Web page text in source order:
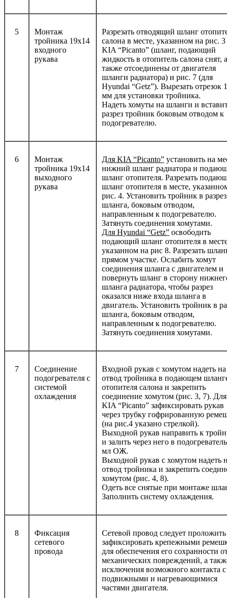
5
Монтаж
тройника 19х14
входного
рукава
Разрезать отводящий шланг
салона в месте, указанном на рис. 3
KIA “Picanto” (шланг, подающий
жидкость в отопитель салона снят, а
также отсоединены от двигателя
шланги радиатора) и рис. 7 (для
Hyundai “Getz”). Вырезать отрезок
мм для установки тройника.
Надеть хомуты на шланги и
разрез тройник боковым отводом к
подогревателю.
6
Монтаж
тройника 19х14
выходного
рукава
Для KIA “Picanto” установить на
нижний шланг радиатора и
шланг отопителя. Разрезать
шланг отопителя в месте,
рис. 4. Установить тройник в разрез
шланга, боковым отводом,
направленным к подогревателю.
Затянуть соединения хомутами.
Для Hyundai “Getz” освободить
подающий шланг отопителя в
указанном на рис 8. Разрезать
прямом участке. Ослабить хомут
соединения шланга с двигателем и
повернуть шланг в сторону
шланга радиатора, чтобы разрез
оказался ниже входа шланга в
двигатель. Установить тройник в
шланга, боковым отводом,
направленным к подогревателю.
Затянуть соединения хомутами.
7
Соединение
подогревателя с
системой
охлаждения
Входной рукав с хомутом надеть на
отвод тройника в подающем
отопителя салона и закрепить
соединение хомутом (рис. 3, 7). Для
KIA “Picanto” зафиксировать рукав
через трубку гофрированную
(на рис.4 указано стрелкой).
Выходной рукав направить к
и залить через него в
мл ОЖ.
Выходной рукав с хомутом надеть
отвод тройника и закрепить
хомутом (рис. 4, 8).
Одеть все снятые при монтаже
Заполнить систему охлаждения.
8
Фиксация
сетевого
провода
Сетевой провод следует
зафиксировать крепежными
для обеспечения его сохранности
механических повреждений, а
исключения возможного контакта с
подвижными и нагревающимися
частями двигателя.